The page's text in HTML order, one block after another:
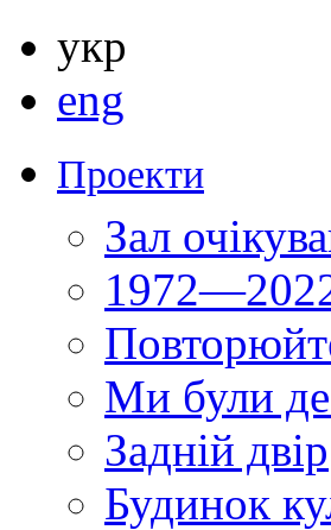
укр
eng
Проекти
Зал
Ми були
Задній двір
Будинок